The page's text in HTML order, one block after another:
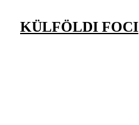
KÜLFÖLDI FOCI